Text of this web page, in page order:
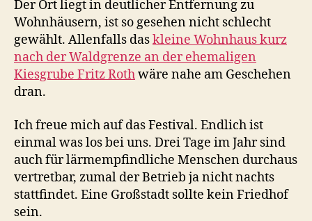
Der Ort liegt in deutlicher Entfernung zu
Wohnhäusern, ist so gesehen nicht schlecht
gewählt. Allenfalls daskleine Wohnhaus kurz
nach der Waldgrenze an der ehemaligen
Kiesgrube Fritz Rothwäre nahe am Geschehen
dran.
Ich freue mich auf das Festival. Endlich ist
einmal was los bei uns. Drei Tage im Jahr sind
auch für lärmempfindliche Menschen durchaus
vertretbar, zumal der Betrieb ja nicht nachts
stattfindet. Eine Großstadt sollte kein Friedhof
sein.